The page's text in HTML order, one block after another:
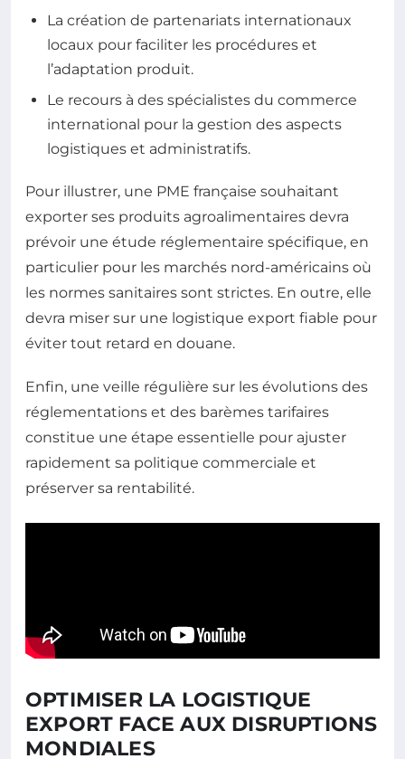
La création de partenariats internationaux
locaux pour faciliter les procédures et
l’adaptation produit.
Le recours à des spécialistes du commerce
international pour la gestion des aspects
logistiques et administratifs.
Pour illustrer, une PME française souhaitant
exporter ses produits agroalimentaires devra
prévoir une étude réglementaire spécifique, en
particulier pour les marchés nord-américains où
les normes sanitaires sont strictes. En outre, elle
devra miser sur une logistique export fiable pour
éviter tout retard en douane.
Enfin, une veille régulière sur les évolutions des
réglementations et des barèmes tarifaires
constitue une étape essentielle pour ajuster
rapidement sa politique commerciale et
préserver sa rentabilité.
OPTIMISER LA LOGISTIQUE
EXPORT FACE AUX DISRUPTIONS
MONDIALES